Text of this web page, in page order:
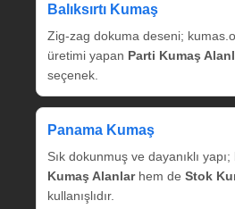
Balıksırtı Kumaş
Zig‑zag dokuma deseni;
üretimi yapan Parti Kumaş
seçenek.
Panama Kumaş
Sık dokunmuş ve dayanıklı
Kumaş Alanlarhem de Stok
kullanışlıdır.